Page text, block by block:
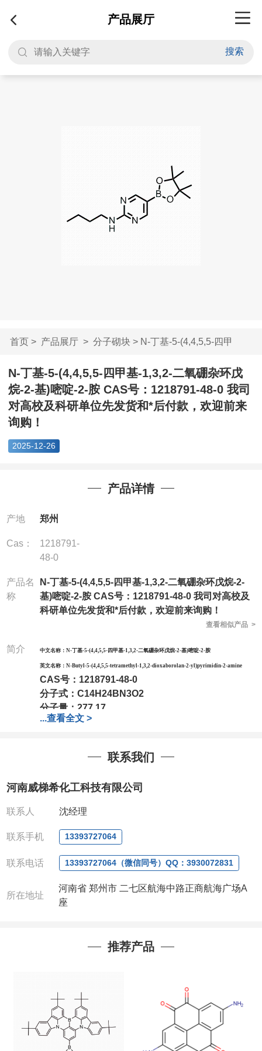
产品展厅
搜索
首页> 产品展厅> 分子砌块> N-丁基-5-(4,4,5,5-四甲
基-1,3...
N-丁基-5-(4,4,5,5-四甲基-1,3,2-二氧硼杂环戊
烷-2-基)嘧啶-2-胺 CAS号：1218791-48-0 我司
对高校及科研单位先发货和*后付款，欢迎前来
询购！
2025-12-26
产品详情
产地 郑州
Cas：
1218791-
48-0
产品名
称
N-丁基-5-(4,4,5,5-四甲基-1,3,2-二氧硼杂环戊烷-2-
基)嘧啶-2-胺 CAS号：1218791-48-0 我司对高校及
科研单位先发货和*后付款，欢迎前来询购！
查看相似产品 >
简介 中文名称： N-丁基-5-(4,4,5,5-四甲基-1,3,2-二氧硼杂环戊烷-2-基)嘧啶-2-胺
英文名称： N-Butyl-5-(4,4,5,5-tetramethyl-1,3,2-dioxaborolan-2-yl)pyrimidin-2-amine
CAS号： 1218791-48-0
分子式： C14H24BN3O2
分子量： 277.17
包装：1Mg ; 5Mg;10Mg ;100Mg;250Mg ;500Mg
我司对高校及科研单位先发货和
作中有用到的试剂,欢迎前来询购
电话 :0371-63377391/13393727064
QQ:3930072831
联系人: 沈晓东(欢迎致电
...查看全文 >
联系我们
河南威梯希化工科技有限公司
联系人 沈经理
联系手机 13393727064
联系电话 13393727064（微信同号）QQ：3930072831
所在地址
河南省 郑州市 二七区航海中路正商航海广场A
座
推荐产品